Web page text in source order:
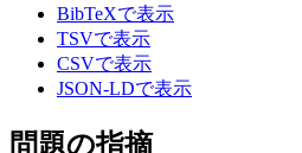
BibTeXで表示
TSVで表示
CSVで表示
JSON-LDで表示
問題の指摘